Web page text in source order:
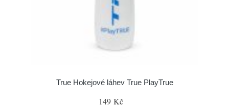
True Hokejové láhev True PlayTrue
149 Kč